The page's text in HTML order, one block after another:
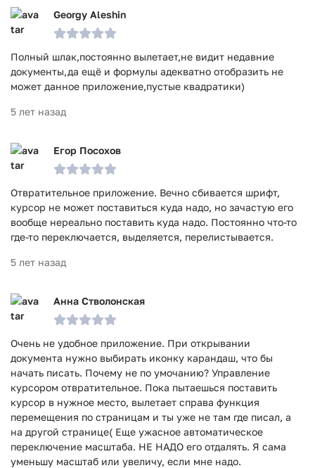
Georgy Aleshin
Полный шлак,постоянно вылетает,не видит недавние
документы,да ещё и формулы адекватно отобразить не
может данное приложение,пустые квадратики)
5 лет назад
Егор Посохов
Отвратительное приложение. Вечно сбивается шрифт,
курсор не может поставиться куда надо, но зачастую его
вообще нереально поставить куда надо. Постоянно что-то
где-то переключается, выделяется, перелистывается.
5 лет назад
Анна Стволонская
Очень не удобное приложение. При открывании
документа нужно выбирать иконку карандаш, что бы
начать писать. Почему не по умочанию? Управление
курсором отвратительное. Пока пытаешься поставить
курсор в нужное место, вылетает справа функция
перемещения по страницам и ты уже не там где писал, а
на другой странице( Еще ужасное автоматическое
переключение масштаба. НЕ НАДО его отдалять. Я сама
уменьшу масштаб или увеличу, если мне надо.